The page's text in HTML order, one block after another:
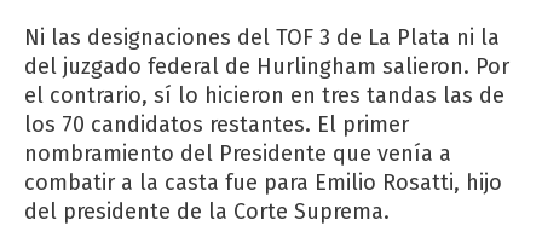
Ni las designaciones del TOF 3 de La Plata ni la
del juzgado federal de Hurlingham salieron. Por
el contrario, sí lo hicieron en tres tandas las de
los 70 candidatos restantes. El primer
nombramiento del Presidente que venía a
combatir a la casta fue para Emilio Rosatti, hijo
del presidente de la Corte Suprema.